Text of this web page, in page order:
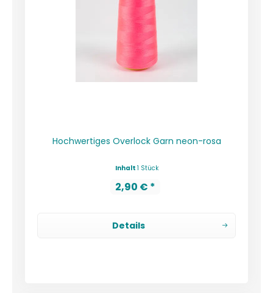
Hochwertiges Overlock Garn neon-rosa
Inhalt 1 Stück
2,90 € *
Details